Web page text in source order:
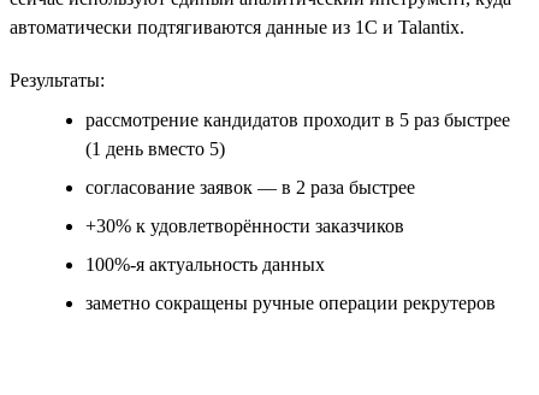
автоматически подтягиваются данные из 1С и Talantix.
Результаты:
рассмотрение кандидатов проходит в 5 раз быстрее
(1 день вместо 5)
согласование заявок — в 2 раза быстрее
+30% к удовлетворённости заказчиков
100%-я актуальность данных
заметно сокращены ручные операции рекрутеров